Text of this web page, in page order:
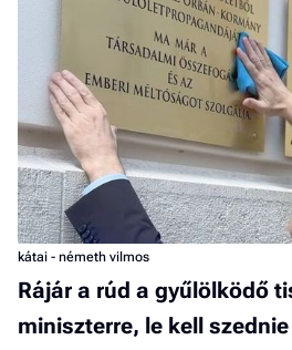
kátai - németh vilmos
Rájár a rúd a gyűlölködő
miniszterre, le kell